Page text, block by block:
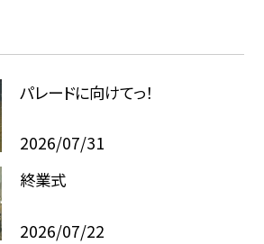
パレードに向けてっ！
2026/07/31
終業式
2026/07/22